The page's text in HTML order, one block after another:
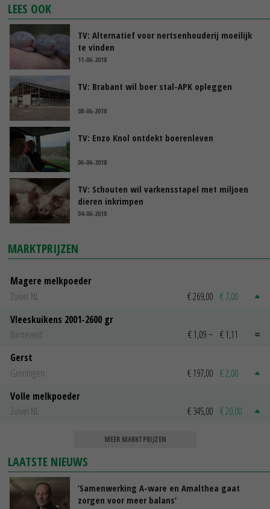
LEES OOK
TV: Alternatief voor nertsenhouderij moeilijk
te vinden
11-06-2018
TV: Brabant wil boer stal-APK opleggen
08-06-2018
TV: Enzo Knol ontdekt boerenleven
06-06-2018
TV: Schouten wil varkensstapel met miljoen
dieren inkrimpen
04-06-2018
MARKTPRIJZEN
Magere melkpoeder
Zuivel NL
€ 269,00 € 7,00
Vleeskuikens 2001-2600 gr
Barneveld
€ 1,09 ~ € 1,11
Gerst
Groningen
€ 197,00 € 2,00
Volle melkpoeder
Zuivel NL
€ 345,00 € 20,00
MEER MARKTPRIJZEN
LAATSTE NIEUWS
‘Samenwerking A-ware en Amalthea gaat
zorgen voor meer balans’